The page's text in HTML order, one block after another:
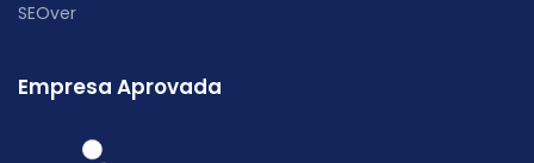
SEOver
Empresa Aprovada